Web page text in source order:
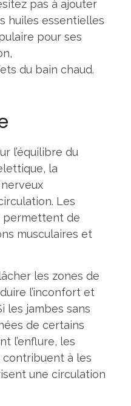
pas à ajouter
huiles essentielles
pour ses
du bain chaud.
l’équilibre du
la
Les
permettent de
musculaires et
les zones de
l’inconfort et
les jambes sans
de certains
l’enflure, les
contribuent à les
une circulation